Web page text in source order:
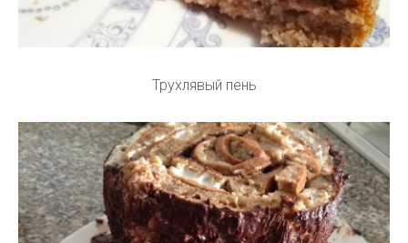
Трухлявый пень